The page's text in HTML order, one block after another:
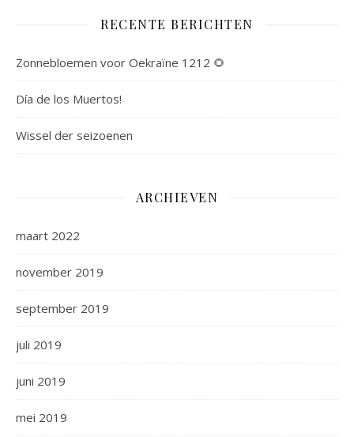
RECENTE BERICHTEN
Zonnebloemen voor Oekraïne 1212 🌻
Día de los Muertos!
Wissel der seizoenen
ARCHIEVEN
maart 2022
november 2019
september 2019
juli 2019
juni 2019
mei 2019